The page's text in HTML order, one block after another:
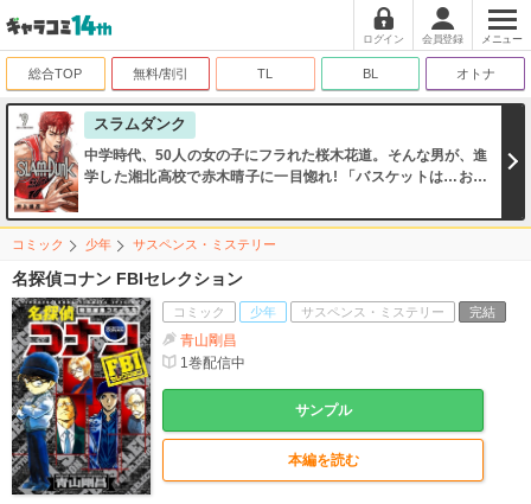
ログイン 会員登録 メニュー
総合TOP 無料/割引 TL BL オトナ
スラムダンク
中学時代、50人の女の子にフラれた桜木花道。そんな男が、進
学した湘北高校で赤木晴子に一目惚れ! 「バスケットは…お好
えることに!!
コミック 少年 サスペンス・ミステリー
名探偵コナン FBIセレクション
コミック 少年 サスペンス・ミステリー 完結
青山剛昌
1巻配信中
サンプル
本編を読む